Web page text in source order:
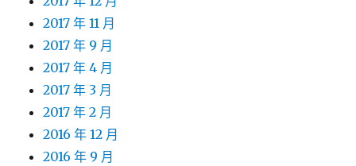
2017 年 11 月
2017 年 9 月
2017 年 4 月
2017 年 3 月
2017 年 2 月
2016 年 12 月
2016 年 9 月